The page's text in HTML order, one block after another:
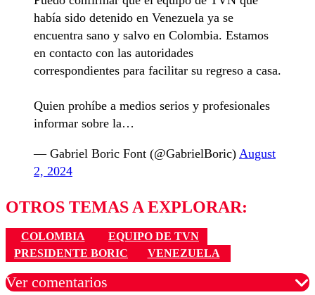
había sido detenido en Venezuela ya se
encuentra sano y salvo en Colombia. Estamos
en contacto con las autoridades
correspondientes para facilitar su regreso a casa.
Quien prohíbe a medios serios y profesionales
informar sobre la…
— Gabriel Boric Font (@GabrielBoric) August
2, 2024
OTROS TEMAS A EXPLORAR:
COLOMBIA
EQUIPO DE TVN
PRESIDENTE BORIC
VENEZUELA
Ver comentarios